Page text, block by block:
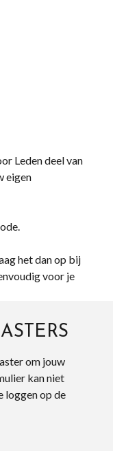
Leden deel van
eigen
het dan op bij
voor je
om jouw
kan niet
loggen op de